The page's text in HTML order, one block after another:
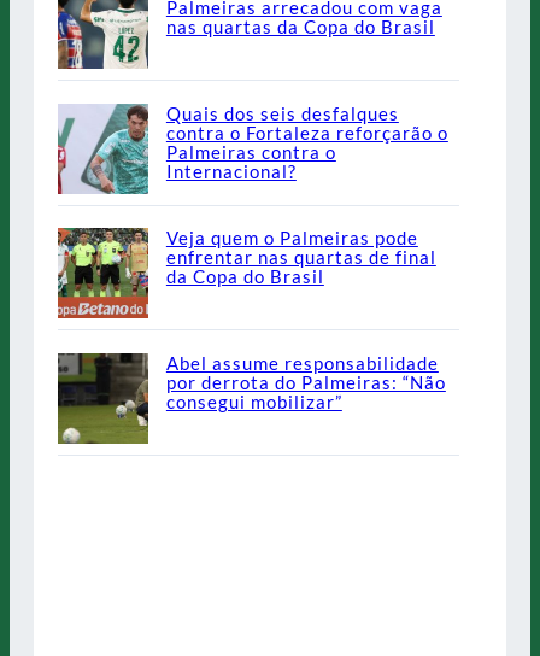
Palmeiras arrecadou com vaga
nas quartas da Copa do Brasil
Quais dos seis desfalques
contra o Fortaleza reforçarão o
Palmeiras contra o
Internacional?
Veja quem o Palmeiras pode
enfrentar nas quartas de final
da Copa do Brasil
Abel assume responsabilidade
por derrota do Palmeiras: “Não
consegui mobilizar”